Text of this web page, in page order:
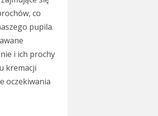
co
pupila.
i ich prochy
kremacji
oczekiwania